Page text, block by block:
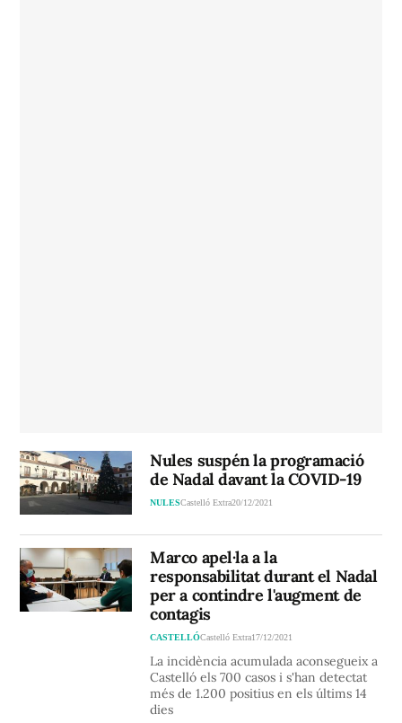
Nules suspén la programació
de Nadal davant la COVID-19
NULESCastelló Extra20/12/2021
Marco apel·la a la
responsabilitat durant el Nadal
per a contindre l'augment de
contagis
CASTELLÓCastelló Extra17/12/2021
La incidència acumulada aconsegueix a
Castelló els 700 casos i s'han detectat
més de 1.200 positius en els últims 14
dies